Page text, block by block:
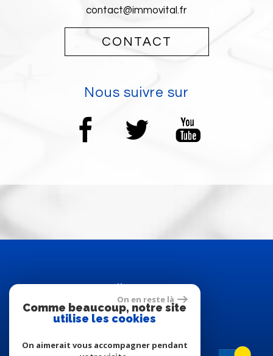
contact@immovital.fr
CONTACT
Nous suivre sur
On en reste là
Comme beaucoup, notre site
utilise les cookies
On aimerait vous accompagner pendant